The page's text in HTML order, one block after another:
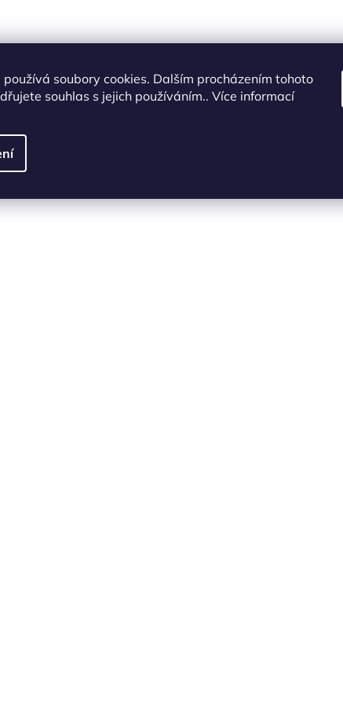
soubory cookies. Dalším procházením tohoto
souhlas s jejich používáním.. Více informací